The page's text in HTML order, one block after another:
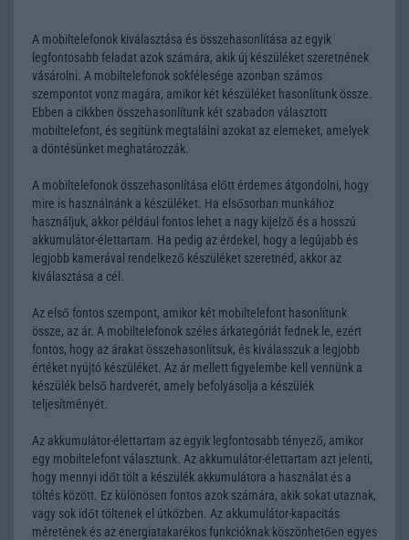
A mobiltelefonok kiválasztása és összehasonlítása az egyik
legfontosabb feladat azok számára, akik új készüléket szeretnének
vásárolni. A mobiltelefonok sokfélesége azonban számos
szempontot vonz magára, amikor két készüléket hasonlítunk össze.
Ebben a cikkben összehasonlítunk két szabadon választott
mobiltelefont, és segítünk megtalálni azokat az elemeket, amelyek
a döntésünket meghatározzák.
A mobiltelefonok összehasonlítása előtt érdemes átgondolni, hogy
mire is használnánk a készüléket. Ha elsősorban munkához
használjuk, akkor például fontos lehet a nagy kijelző és a hosszú
akkumulátor-élettartam. Ha pedig az érdekel, hogy a legújabb és
legjobb kamerával rendelkező készüléket szeretnéd, akkor az
kiválasztása a cél.
Az első fontos szempont, amikor két mobiltelefont hasonlítunk
össze, az ár. A mobiltelefonok széles árkategóriát fednek le, ezért
fontos, hogy az árakat összehasonlítsuk, és kiválasszuk a legjobb
értéket nyújtó készüléket. Az ár mellett figyelembe kell vennünk a
készülék belső hardverét, amely befolyásolja a készülék
teljesítményét.
Az akkumulátor-élettartam az egyik legfontosabb tényező, amikor
egy mobiltelefont választunk. Az akkumulátor-élettartam azt jelenti,
hogy mennyi időt tölt a készülék akkumulátora a használat és a
töltés között. Ez különösen fontos azok számára, akik sokat utaznak,
vagy sok időt töltenek el útközben. Az akkumulátor-kapacitás
méretének és az energiatakarékos funkcióknak köszönhetően egyes